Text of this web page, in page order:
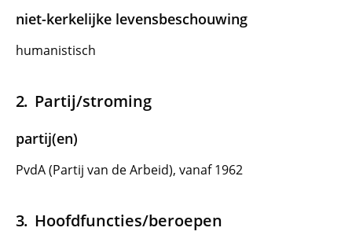
niet-kerkelijke levensbeschouwing
humanistisch
Partij/stroming
partij(en)
PvdA (Partij van de Arbeid), vanaf 1962
Hoofdfuncties/beroepen